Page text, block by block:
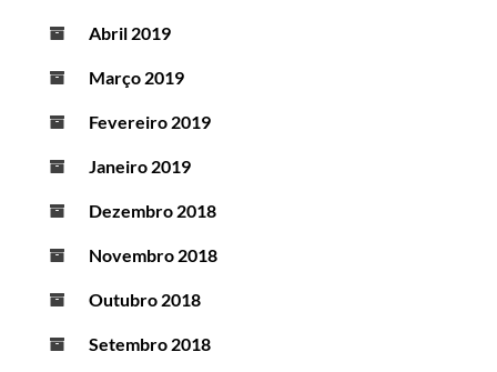
Abril 2019
Março 2019
Fevereiro 2019
Janeiro 2019
Dezembro 2018
Novembro 2018
Outubro 2018
Setembro 2018